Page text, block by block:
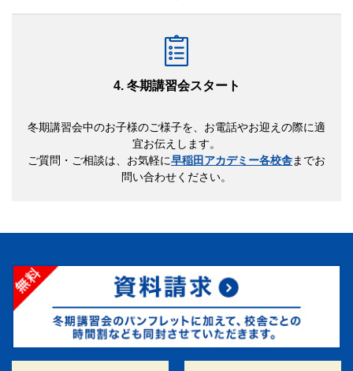
4. 冬期講習会スタート
冬期講習会中のお子様のご様子を、お電話やお迎えの際に適
宜お伝えします。
ご質問・ご相談は、お気軽に早稲田アカデミー各校舎までお
問い合わせください。